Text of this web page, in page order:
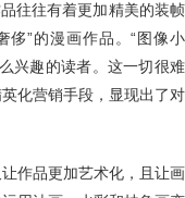
往往有着更加精美的装帧
侈”的漫画作品。“图像小
兴趣的读者。这一切很难
化营销手段，显现出了对
作品更加艺术化，且让画